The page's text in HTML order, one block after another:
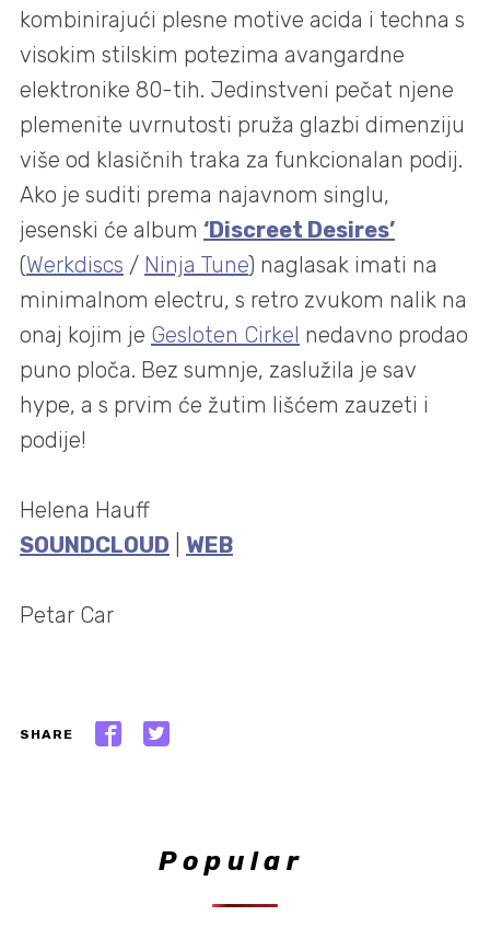
kombinirajući plesne motive acida i techna s
visokim stilskim potezima avangardne
elektronike 80-tih. Jedinstveni pečat njene
plemenite uvrnutosti pruža glazbi dimenziju
više od klasičnih traka za funkcionalan podij.
Ako je suditi prema najavnom singlu,
jesenski će album ‘Discreet Desires’
(Werkdiscs / Ninja Tune) naglasak imati na
minimalnom electru, s retro zvukom nalik na
onaj kojim je Gesloten Cirkel nedavno prodao
puno ploča. Bez sumnje, zaslužila je sav
hype, a s prvim će žutim lišćem zauzeti i
podije!
Helena Hauff
SOUNDCLOUD
WEB
Petar Car
SHARE
Popular